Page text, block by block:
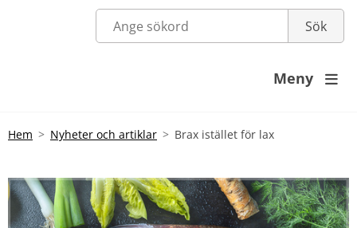
Meny 
Hem Nyheter och artiklar Brax istället för lax